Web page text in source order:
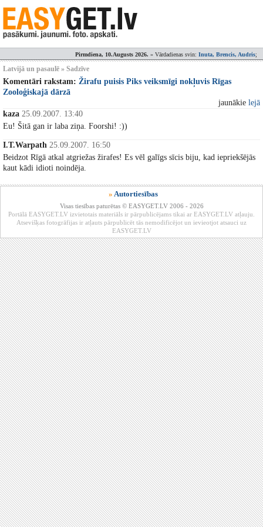
Pirmdiena, 10.Augusts 2026. » Vārdadienas svin: Inuta, Brencis, Audris;
Latvijā un pasaulē » Sadzīve
Komentāri rakstam: Žirafu puisis Piks veiksmīgi nokļuvis Rīgas
Zooloģiskajā dārzā
jaunākie lejā
kaza 25.09.2007. 13:40
Eu! Šitā gan ir laba ziņa. Foorshi! :))
I.T.Warpath 25.09.2007. 16:50
Beidzot Rīgā atkal atgriežas žirafes! Es vēl galīgs sīcis biju, kad iepriekšējās
kaut kādi idioti noindēja.
» Autortiesības
Visas tiesības paturētas © EASYGET.LV 2006 - 2026
Portālā EASYGET.LV izvietotais materiāls ir pārpublicējams tikai ar EASYGET.LV atļauju.
Atsevišķas fotogrāfijas ir atļauts pārpublicēt tās nemodificējot un ievieotjot atsauci uz
EASYGET.LV